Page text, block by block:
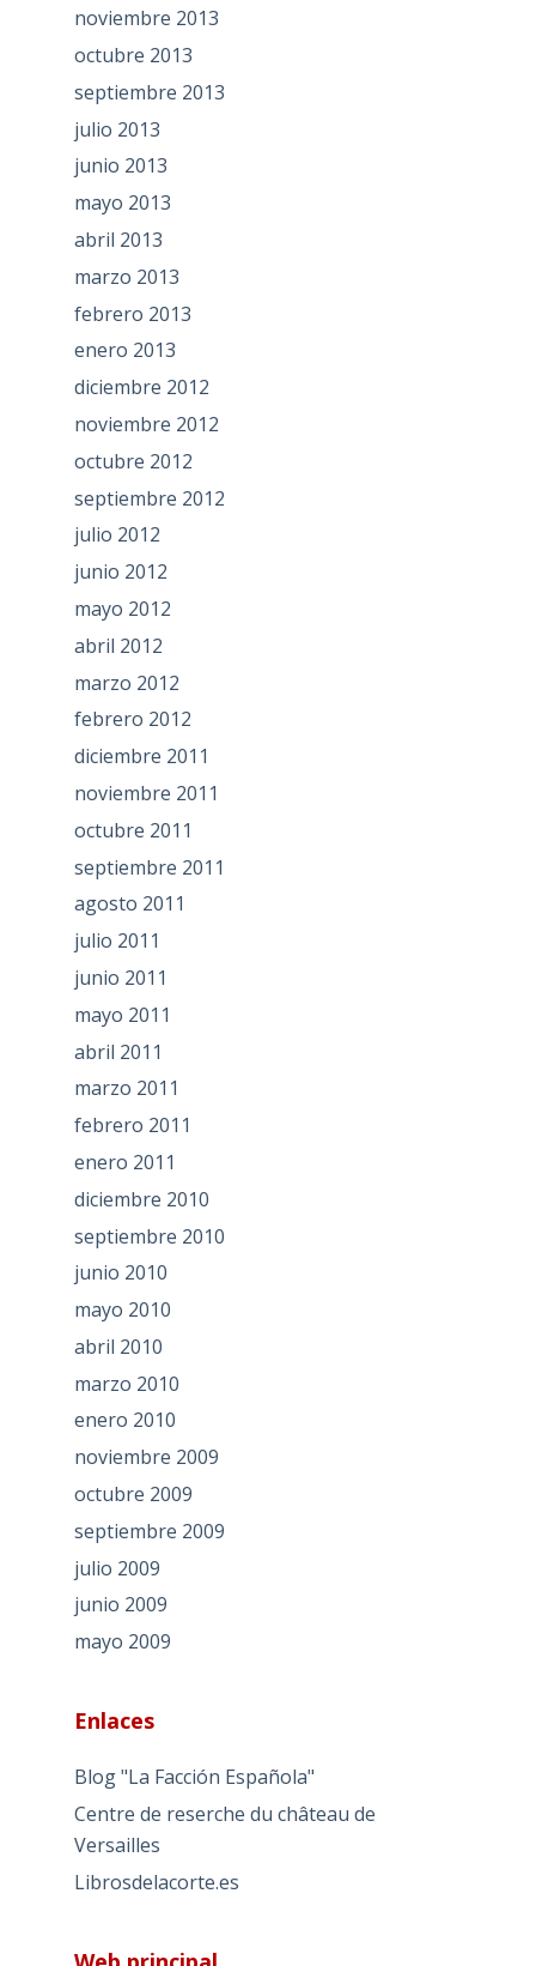
noviembre 2013
octubre 2013
septiembre 2013
julio 2013
junio 2013
mayo 2013
abril 2013
marzo 2013
febrero 2013
enero 2013
diciembre 2012
noviembre 2012
octubre 2012
septiembre 2012
julio 2012
junio 2012
mayo 2012
abril 2012
marzo 2012
febrero 2012
diciembre 2011
noviembre 2011
octubre 2011
septiembre 2011
agosto 2011
julio 2011
junio 2011
mayo 2011
abril 2011
marzo 2011
febrero 2011
enero 2011
diciembre 2010
septiembre 2010
junio 2010
mayo 2010
abril 2010
marzo 2010
enero 2010
noviembre 2009
octubre 2009
septiembre 2009
julio 2009
junio 2009
mayo 2009
Enlaces
Blog "La Facción Española"
Centre de reserche du château de
Versailles
Librosdelacorte.es